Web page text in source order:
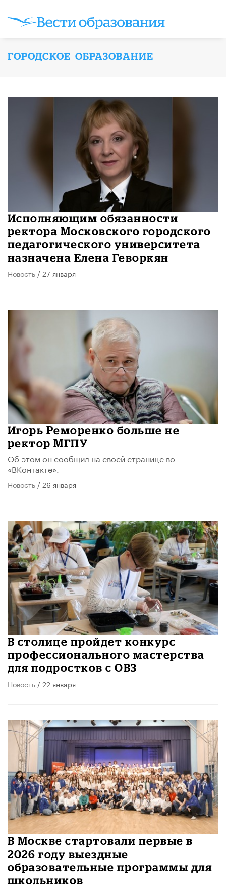
ГОРОДСКОЕ ОБРАЗОВАНИЕ
Исполняющим обязанности
ректора Московского городского
педагогического университета
назначена Елена Геворкян
Новость / 27 января
Игорь Реморенко больше не
ректор МГПУ
Об этом он сообщил на своей странице во
«ВКонтакте».
Новость / 26 января
В столице пройдет конкурс
профессионального мастерства
для подростков с ОВЗ
Новость / 22 января
В Москве стартовали первые в
2026 году выездные
образовательные программы для
школьников